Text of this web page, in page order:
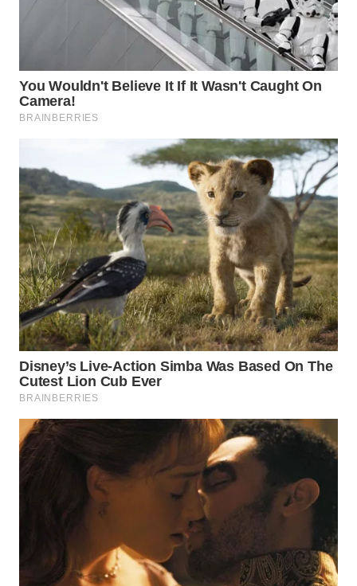
WAHANA
NEWS
TANI
WAHANA
ADVOKAT
WAHANA
INFRASTRUKTUR
WAHANA
KONSUMEN
WAHANA
WAHANA
TRAVEL
WAHANANEWS